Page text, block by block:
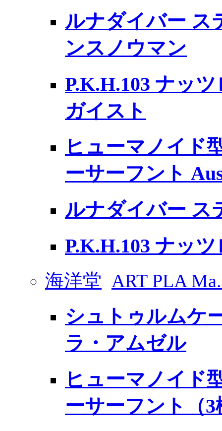
ルナダイバー ス
ンスノウマン
P.K.H.103 ナッ
ガイスト
ヒューマノイド
ーサーフント
ルナダイバー ス
P.K.H.103 ナッ
海洋堂 ART PLA
シュトゥルムケ
ラ・アムゼル
ヒューマノイド
ーサーフント（